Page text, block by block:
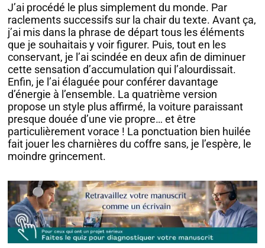
J’ai procédé le plus simplement du monde. Par
raclements successifs sur la chair du texte. Avant ça,
j’ai mis dans la phrase de départ tous les éléments
que je souhaitais y voir figurer. Puis, tout en les
conservant, je l’ai scindée en deux afin de diminuer
cette sensation d’accumulation qui l’alourdissait.
Enfin, je l’ai élaguée pour conférer davantage
d’énergie à l’ensemble. La quatrième version
propose un style plus affirmé, la voiture paraissant
presque douée d’une vie propre… et être
particulièrement vorace ! La ponctuation bien huilée
fait jouer les charnières du coffre sans, je l’espère, le
moindre grincement.